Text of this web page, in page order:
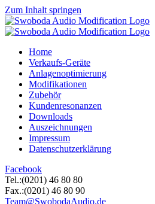
Zum Inhalt springen
Home
Verkaufs-Geräte
Anlagenoptimierung
Modifikationen
Zubehör
Kundenresonanzen
Downloads
Auszeichnungen
Impressum
Datenschutzerklärung
Facebook
Tel.:(0201) 46 80 80
Fax.:(0201) 46 80 90
Team@SwobodaAudio.de